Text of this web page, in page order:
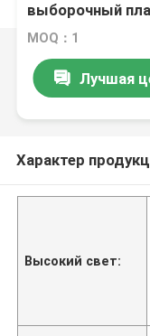
выборочный
MOQ：1
Лучшая
Характер
Высокий свет: